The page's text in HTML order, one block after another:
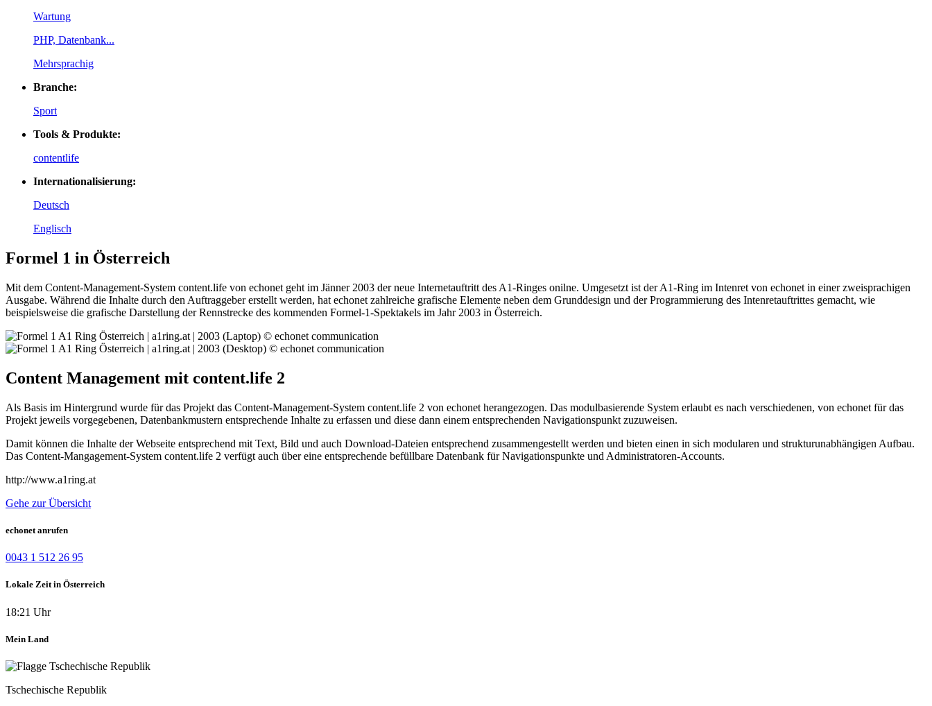
Wartung
PHP, Datenbank...
Mehrsprachig
Branche:
Sport
Tools & Produkte:
contentlife
Internationalisierung:
Deutsch
Englisch
Formel 1 in Österreich
Mit dem Content-Management-System content.life von echonet geht im Jänner 2003 der neue Internetauftritt des A1-Ringes onilne. Umgesetzt ist der A1-Ring im Intenret von echonet in einer zweisprachigen
Ausgabe. Während die Inhalte durch den Auftraggeber erstellt werden, hat echonet zahlreiche grafische Elemente neben dem Grunddesign und der Programmierung des Intenretauftrittes gemacht, wie
beispielsweise die grafische Darstellung der Rennstrecke des kommenden Formel-1-Spektakels im Jahr 2003 in Österreich.
Content Management mit content.life 2
Als Basis im Hintergrund wurde für das Projekt das Content-Management-System content.life 2 von echonet herangezogen. Das modulbasierende System erlaubt es nach verschiedenen, von echonet für das
Projekt jeweils vorgegebenen, Datenbankmustern entsprechende Inhalte zu erfassen und diese dann einem entsprechenden Navigationspunkt zuzuweisen.
Damit können die Inhalte der Webseite entsprechend mit Text, Bild und auch Download-Dateien entsprechend zusammengestellt werden und bieten einen in sich modularen und strukturunabhängigen Aufbau.
Das Content-Mangagement-System content.life 2 verfügt auch über eine entsprechende befüllbare Datenbank für Navigationspunkte und Administratoren-Accounts.
http://www.a1ring.at
Gehe zur Übersicht
echonet anrufen
0043 1 512 26 95
Lokale Zeit in Österreich
18:21 Uhr
Mein Land
Tschechische Republik